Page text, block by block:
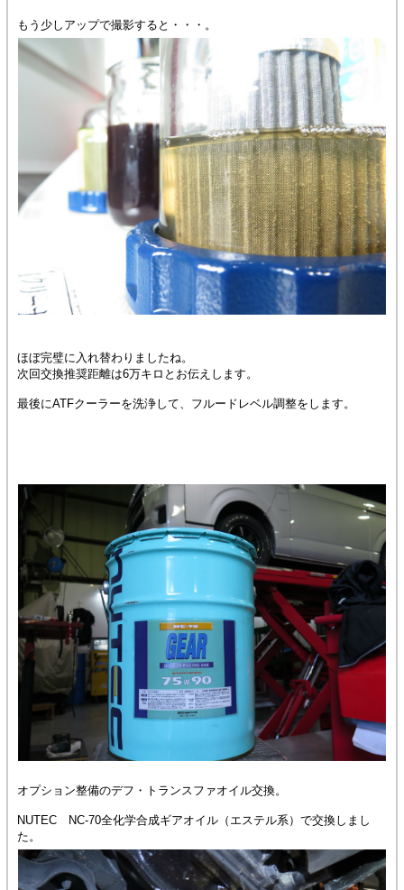
もう少しアップで撮影すると・・・。
ほぼ完璧に入れ替わりましたね。
次回交換推奨距離は6万キロとお伝えします。
最後にATFクーラーを洗浄して、フルードレベル調整をします。
オプション整備のデフ・トランスファオイル交換。
NUTEC NC-70全化学合成ギアオイル（エステル系）で交換しまし
た。